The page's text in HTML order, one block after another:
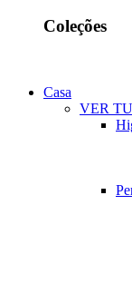
Coleções
Casa
VER